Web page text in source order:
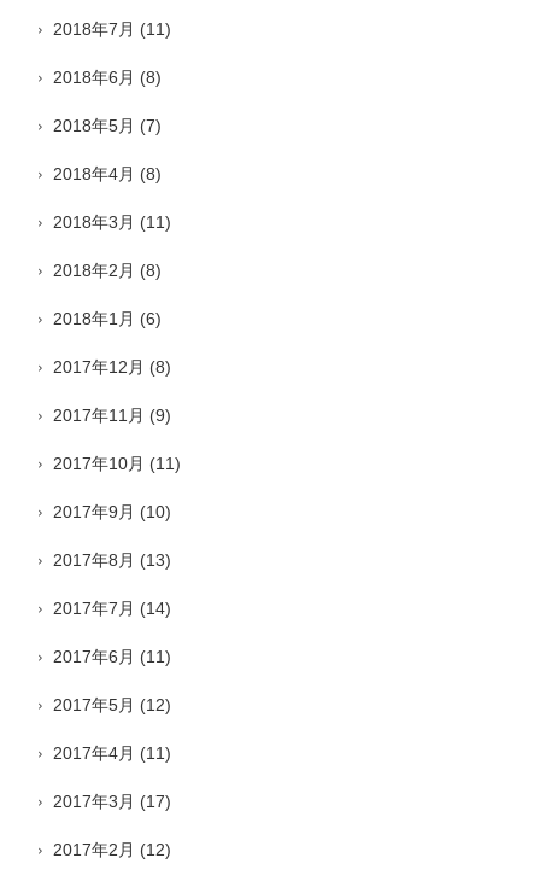
2018年7月 (11)
2018年6月 (8)
2018年5月 (7)
2018年4月 (8)
2018年3月 (11)
2018年2月 (8)
2018年1月 (6)
2017年12月 (8)
2017年11月 (9)
2017年10月 (11)
2017年9月 (10)
2017年8月 (13)
2017年7月 (14)
2017年6月 (11)
2017年5月 (12)
2017年4月 (11)
2017年3月 (17)
2017年2月 (12)